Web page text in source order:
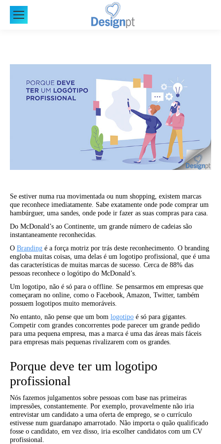
Se estiver numa rua movimentada ou num shopping, existem marcas
que reconhece imediatamente. Sabe exatamente onde pode comprar um
hambúrguer, uma sandes, onde pode ir fazer as suas compras para casa.
Do McDonald’s ao Continente, um grande número de cadeias são
instantaneamente reconhecidas.
O Branding é a força motriz por trás deste reconhecimento. O branding
engloba muitas coisas, uma delas é um logotipo profissional, que é uma
das características de muitas marcas de sucesso. Cerca de 88% das
pessoas reconhece o logótipo do McDonald’s.
Um logotipo, não é só para o offline. Se pensarmos em empresas que
começaram no online, como o Facebook, Amazon, Twitter, também
possuem logotipos muito memoráveis.
No entanto, não pense que um bom logotipo é só para gigantes.
Competir com grandes concorrentes pode parecer um grande pedido
para uma pequena empresa, mas a marca é uma das áreas mais fáceis
para empresas mais pequenas rivalizarem com os grandes.
Porque deve ter um logotipo
profissional
Nós fazemos julgamentos sobre pessoas com base nas primeiras
impressões, constantemente. Por exemplo, provavelmente não iria
entrevistar um candidato a uma oferta de emprego, se o currículo
estivesse num guardanapo amarrotado. Não importa o quão qualificado
fosse o candidato, em vez disso, iria escolher candidatos com um CV
profissional.